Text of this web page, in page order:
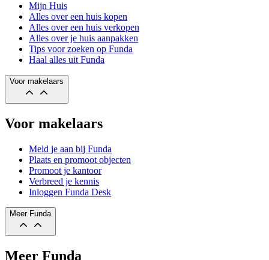
Mijn Huis
Alles over een huis kopen
Alles over een huis verkopen
Alles over je huis aanpakken
Tips voor zoeken op Funda
Haal alles uit Funda
Voor makelaars
Voor makelaars
Meld je aan bij Funda
Plaats en promoot objecten
Promoot je kantoor
Verbreed je kennis
Inloggen Funda Desk
Meer Funda
Meer Funda